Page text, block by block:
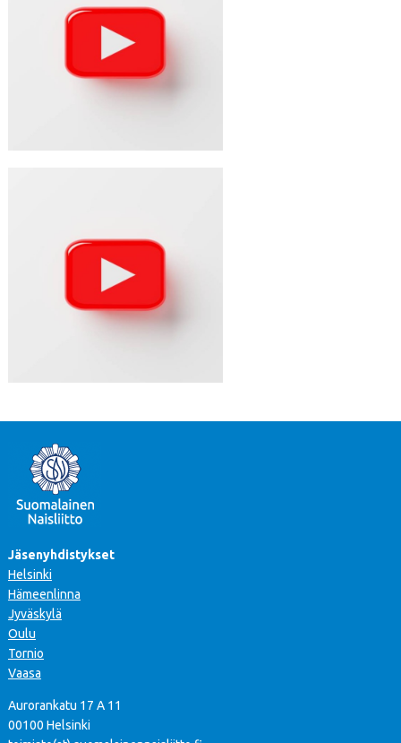
Jäsenyhdistykset
Helsinki
Hämeenlinna
Jyväskylä
Oulu
Tornio
Vaasa
Aurorankatu 17 A 11
00100 Helsinki